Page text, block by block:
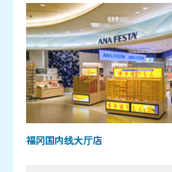
福冈国内线大厅店